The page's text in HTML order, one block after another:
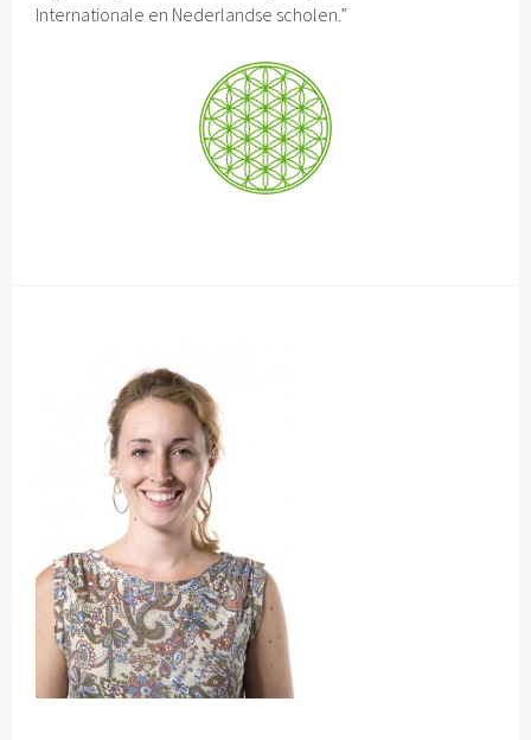
Internationale en Nederlandse scholen.”